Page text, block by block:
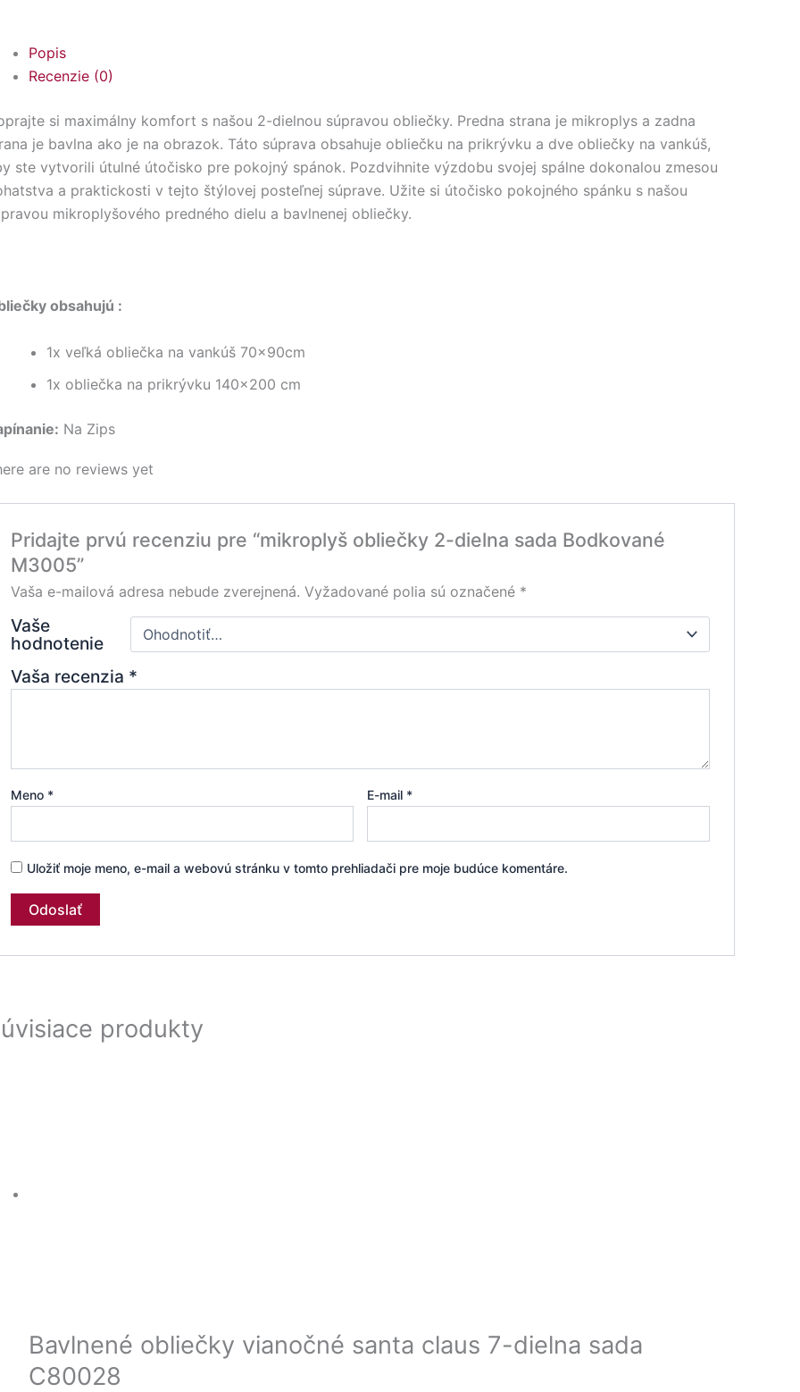
Popis
Recenzie (0)
si maximálny komfort s našou 2-dielnou súpravou obliečky. Predna strana je mikroplys a zadna
je bavlna ako je na obrazok. Táto súprava obsahuje obliečku na prikrývku a dve obliečky na vankúš,
ste vytvorili útulné útočisko pre pokojný spánok. Pozdvihnite výzdobu svojej spálne dokonalou zmesou
a praktickosti v tejto štýlovej posteľnej súprave. Užite si útočisko pokojného spánku s našou
mikroplyšového predného dielu a bavlnenej obliečky.
obsahujú :
1x veľká obliečka na vankúš 70x90cm
1x obliečka na prikrývku 140×200 cm
Na Zips
are no reviews yet
Pridajte prvú recenziu pre “mikroplyš obliečky 2-dielna sada Bodkované
M3005”
Vaša e-mailová adresa nebude zverejnená. Vyžadované polia sú označené *
Vaše
hodnotenie
Vaša recenzia *
Meno * E-mail *
Uložiť moje meno, e-mail a webovú stránku v tomto prehliadači pre moje budúce komentáre.
produkty
Bavlnené obliečky vianočné santa claus 7-dielna sada
C80028